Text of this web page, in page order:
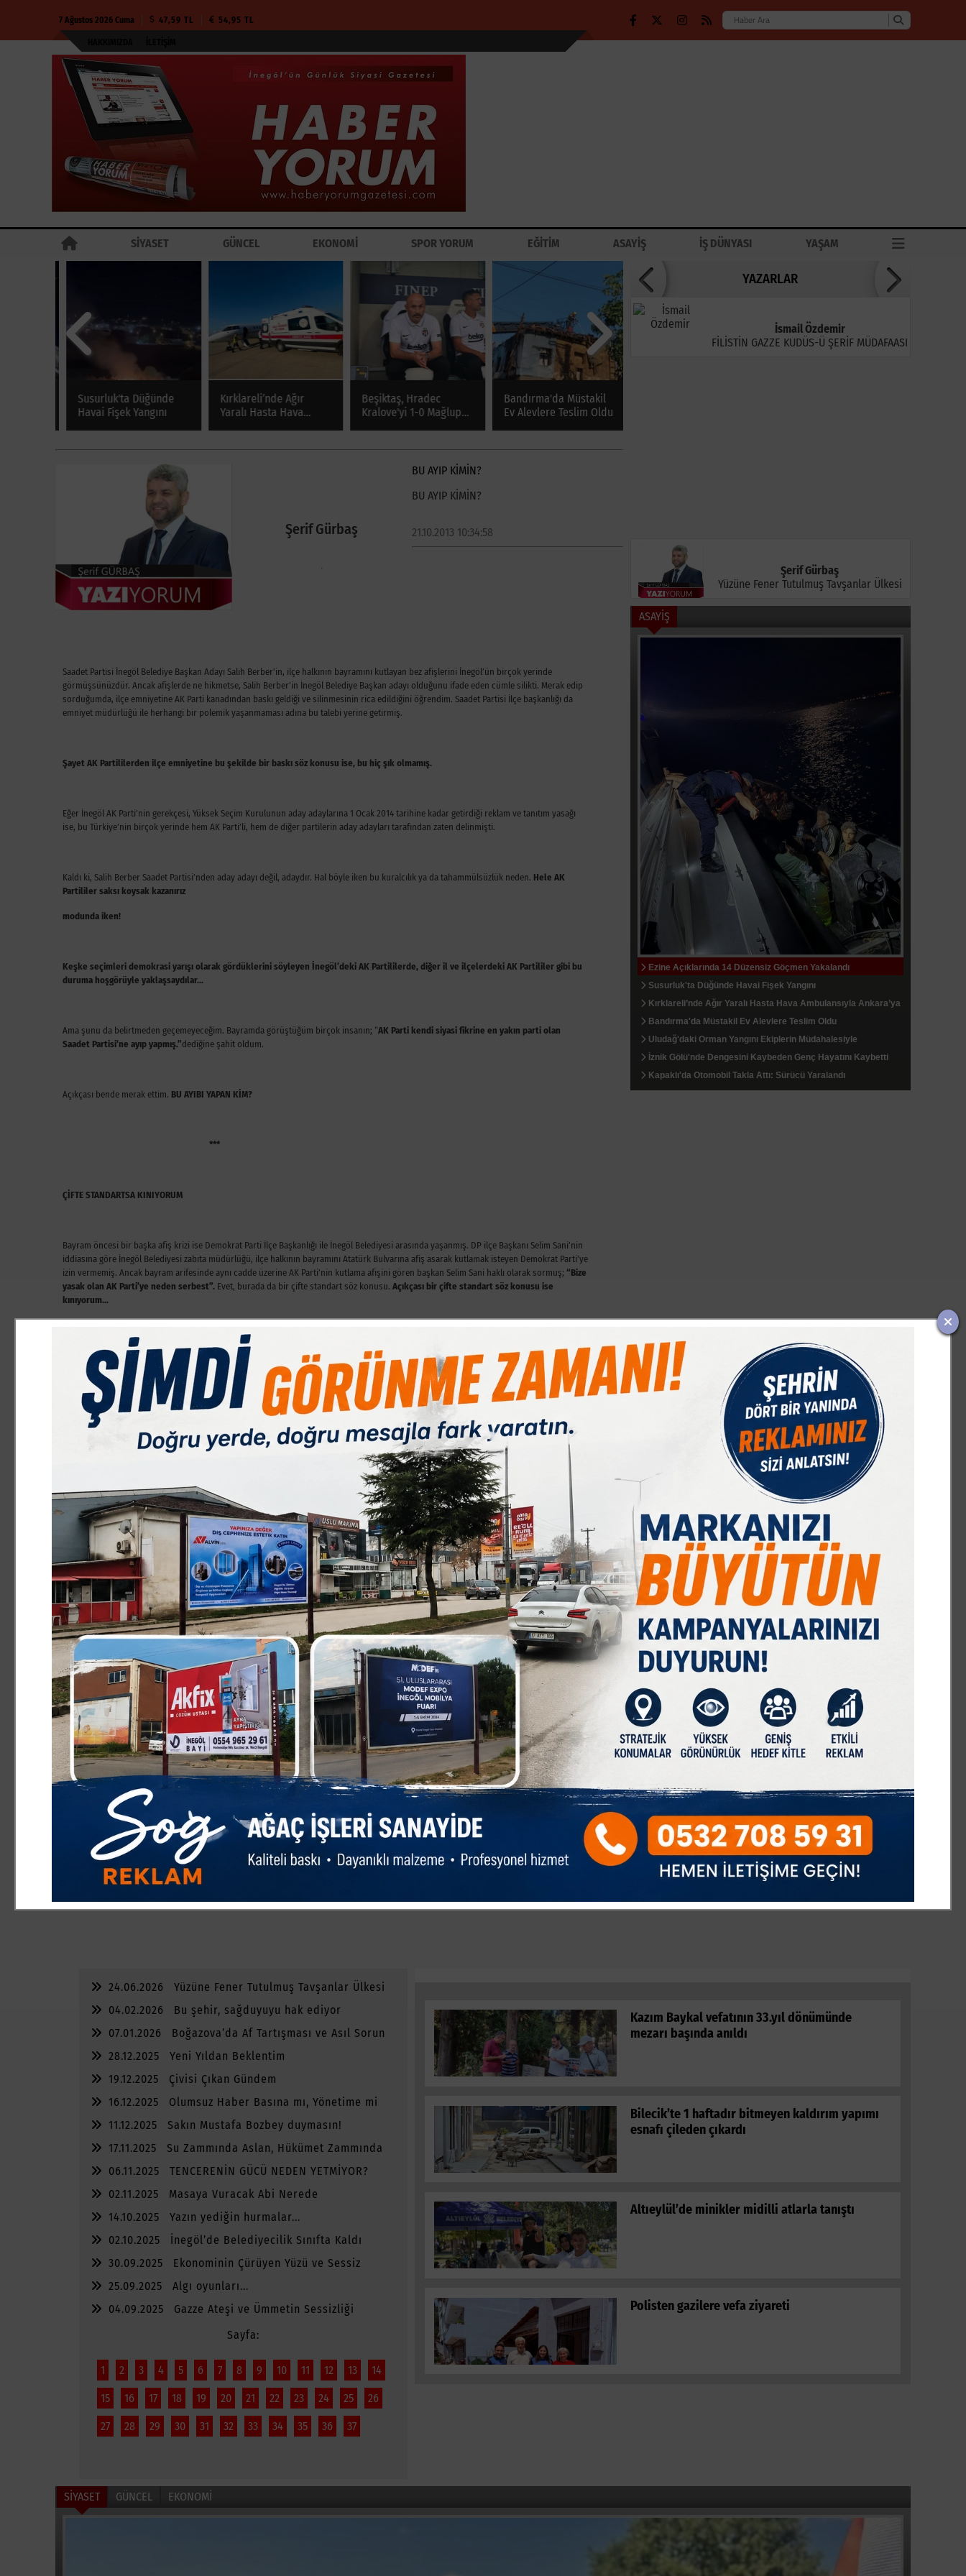
7 Ağustos 2026 Cuma 47,59 TL 54,95 TL
SİYASET GÜNCEL EKONOMİ SPOR YORUM EĞİTİM ASAYİŞ İŞ DÜNYASI YAŞAM
Susurluk'ta Düğünde
Havai Fişek Yangını
Kırklareli’nde Ağır
Yaralı Hasta Hava
Beşiktaş, Hradec
Kralove'yi 1-0 Mağlup
Bandırma'da Müstakil
Ev Alevlere Teslim Oldu
Şerif Gürbaş
BU AYIP KİMİN?
BU AYIP KİMİN?
21.10.2013 10:34:58
Saadet Partisi İnegöl Belediye Başkan Adayı Salih Berber’in, ilçe halkının bayramını kutlayan bez afişlerini İnegöl’ün birçok yerinde
görmüşsünüzdür. Ancak afişlerde ne hikmetse, Salih Berber’in İnegöl Belediye Başkan adayı olduğunu ifade eden cümle silikti. Merak edip
sorduğumda, ilçe emniyetine AK Parti kanadından baskı geldiği ve silinmesinin rica edildiğini öğrendim. Saadet Partisi İlçe başkanlığı da
emniyet müdürlüğü ile herhangi bir polemik yaşanmaması adına bu talebi yerine getirmiş.
Şayet AK Partililerden ilçe emniyetine bu şekilde bir baskı söz konusu ise, bu hiç şık olmamış.
Eğer İnegöl AK Parti’nin gerekçesi, Yüksek Seçim Kurulunun aday adaylarına 1 Ocak 2014 tarihine kadar getirdiği reklam ve tanıtım yasağı
ise, bu Türkiye’nin birçok yerinde hem AK Parti’li, hem de diğer partilerin aday adayları tarafından zaten delinmişti.
Kaldı ki, Salih Berber Saadet Partisi’nden aday adayı değil, adaydır. Hal böyle iken bu kuralcılık ya da tahammülsüzlük neden. Hele AK
Partililer saksı koysak kazanırız
modunda iken!
Keşke seçimleri demokrasi yarışı olarak gördüklerini söyleyen İnegöl’deki AK Partililerde, diğer il ve ilçelerdeki AK Partililer gibi bu
duruma hoşgörüyle yaklaşsaydılar…
Ama şunu da belirtmeden geçemeyeceğim. Bayramda görüştüğüm birçok insanın; “AK Parti kendi siyasi fikrine en yakın parti olan
Saadet Partisi’ne ayıp yapmış.”dediğine şahit oldum.
Açıkçası bende merak ettim. BU AYIBI YAPAN KİM?
***
ÇİFTE STANDARTSA KINIYORUM
Bayram öncesi bir başka afiş krizi ise Demokrat Parti İlçe Başkanlığı ile İnegöl Belediyesi arasında yaşanmış. DP ilçe Başkanı Selim Sani’nin
iddiasına göre İnegöl Belediyesi zabıta müdürlüğü, ilçe halkının bayramını Atatürk Bulvarına afiş asarak kutlamak isteyen Demokrat Parti’ye
izin vermemiş. Ancak bayram arifesinde aynı cadde üzerine AK Parti’nin kutlama afişini gören başkan Selim Sani haklı olarak sormuş; “Bize
yasak olan AK Parti’ye neden serbest”. Evet, burada da bir çifte standart söz konusu. Açıkçası bir çifte standart söz konusu ise
kınıyorum…
SÜPER ÖTESİ BİR İNSAN…
Kurban Bayramının arifesinde İnegöl’ün en neşeli, nereye gitse ilgi odağı olan gazetecilerinden, İnegöl Yeni Gazeteciler Dernek Başkanı çok
sevgili ağabeyim Hacı Yahya Balakuş’u kaybetmenin şokunu yaşadım. Zira bir gece öncesi rahatsızlandığını ve hastaneye kaldırıldığını
duymamıştım.
Hacı Abiyi bayramın 1. günü son yolculuğuna uğurlarken, kendisiyle yaşadığım birçok hatıra, gözümün önünden bir film şeridi gibi geçti
adeta. Kalabalık bir cemaatle defnedildi hacı abi. Zira rahmetli hacı abi, son 30 yılda yüzlerce siyasetçi ve STK temsilcisi ile mesaisi yapmış
ve unutulmaz hatıraları olan biriydi.
Hacı abinin en çok sevdiğim tarafı çok doğal olmasıydı. Kaymakamından belediye başkanına hiç bir makam ve mevki gözetmeksizin,
doğru bildiğini dobraca söylerdi. Ama hacı abinin öyle bir üslubu vardı ki, söyledikleriyle baltayı taşa da vursa da, sözleri hiçbir zaman
karşısındakini kırmaz, hatta güldürürdü.
Hacı abiyi yakından tanıyanlar onun belki sadece açık sözlü ve lafı gediğine koyan tarafını bilirler. Ama rahmetli hacı abi gerçekten yufka
yürekli, vicdanlı, kapısına kim gelse hiç ayırt etmeden yardımcı olmaya çalışan, sofrasına buyur eden bir insandı. . .
Rahmetli hacı abi, çoğu insanın belki kapısından içeri sokmayacağı ya da muhatap olmayacağı, halk tabiriyle miskin denilen tipleri, Kültür
Sarayındaki ofisinde hiç bıkmadan usanmadan ağırlar, onların karnını doyurur bir ihtiyacı varsa giderirdi.
Hülasa rahmetli hacı Yahya abi, nasılsın dendiğinde kullandığı “süper ötesi”cümlesindeki gibi, süper ötesi bir insandı. Kendisini bir kez
daha rahmetle anıyorum.
SİYASET GÜNCEL EKONOMİ
24.06.2026
Yüzüne Fener Tutulmuş Tavşanlar Ülkesi
04.02.2026
Bu şehir, sağduyuyu hak ediyor
07.01.2026
Boğazova’da Af Tartışması ve Asıl Sorun
28.12.2025
Yeni Yıldan Beklentim
19.12.2025
Çivisi Çıkan Gündem
16.12.2025
Olumsuz Haber Basına mı, Yönetime mi
11.12.2025
Sakın Mustafa Bozbey duymasın!
17.11.2025
Su Zammında Aslan, Hükümet Zammında
06.11.2025
TENCERENİN GÜCÜ NEDEN YETMİYOR?
02.11.2025
Masaya Vuracak Abi Nerede
14.10.2025
Yazın yediğin hurmalar...
02.10.2025
İnegöl’de Belediyecilik Sınıfta Kaldı
30.09.2025
Ekonominin Çürüyen Yüzü ve Sessiz
25.09.2025
Algı oyunları...
04.09.2025
Gazze Ateşi ve Ümmetin Sessizliği
Sayfa:
1 2 3 4 5 6 7 8 9 10 11 12 13 14
15 16 17 18 19 20 21 22 23 24 25 26
27 28 29 30 31 32 33 34 35 36 37
Kazım Baykal vefatının 33.yıl dönümünde
mezarı başında anıldı
Bilecik’te 1 haftadır bitmeyen kaldırım yapımı
esnafı çileden çıkardı
Altıeylül’de minikler midilli atlarla tanıştı
Polisten gazilere vefa ziyareti
YAZARLAR
İsmail Özdemir
FİLİSTİN GAZZE KUDÜS-Ü ŞERİF MÜDAFAASI
Şerif Gürbaş
Yüzüne Fener Tutulmuş Tavşanlar Ülkesi
ASAYİŞ
Ezine Açıklarında 14 Düzensiz Göçmen Yakalandı
Susurluk'ta Düğünde Havai Fişek Yangını
Kırklareli’nde Ağır Yaralı Hasta Hava Ambulansıyla Ankara’ya
Sevk Edildi
Bandırma'da Müstakil Ev Alevlere Teslim Oldu
Uludağ'daki Orman Yangını Ekiplerin Müdahalesiyle
Söndürüldü
İznik Gölü'nde Dengesini Kaybeden Genç Hayatını Kaybetti
Kapaklı'da Otomobil Takla Attı: Sürücü Yaralandı